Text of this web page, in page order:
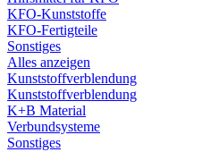
KFO-Kunststoffe
KFO-Fertigteile
Sonstiges
Alles anzeigen
Kunststoffverblendung
Kunststoffverblendung
K+B Material
Verbundsysteme
Sonstiges